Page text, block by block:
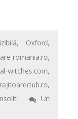
, Oxford,
romania.ro,
witches.com,
,
Un